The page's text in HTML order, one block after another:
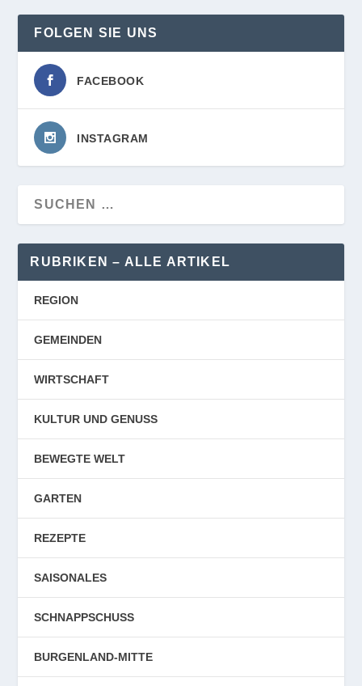
FOLGEN SIE UNS
FACEBOOK
INSTAGRAM
RUBRIKEN – ALLE ARTIKEL
REGION
GEMEINDEN
WIRTSCHAFT
KULTUR UND GENUSS
BEWEGTE WELT
GARTEN
REZEPTE
SAISONALES
SCHNAPPSCHUSS
BURGENLAND-MITTE